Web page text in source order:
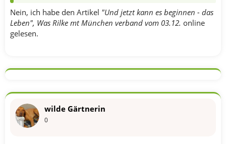
Nein, ich habe den Artikel "Und jetzt kann es beginnen - das
Leben", Was Rilke mt München verband vom 03.12. online
gelesen.
wilde Gärtnerin
0